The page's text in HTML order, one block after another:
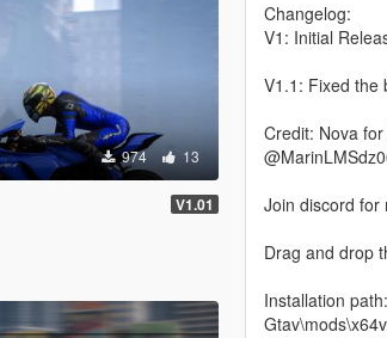
974 13
V1.01
Changelog:
V1: Initial
V1.1: Fixed the
Credit: Nova
Join discord for
Drag and drop
Installation path: